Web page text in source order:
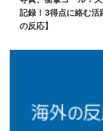
記録！3得点に絡む活
の反応】